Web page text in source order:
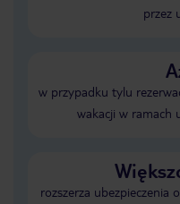
przez
w przypadku tylu
wakacji w ramach
rozszerza ubezpieczenia